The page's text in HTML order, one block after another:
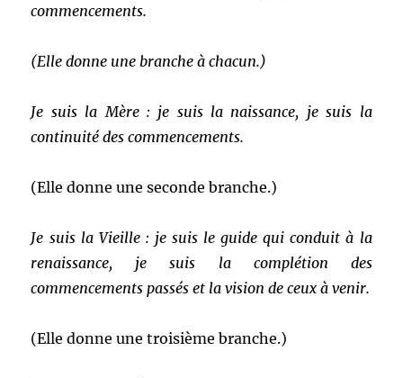
commencements.
(Elle donne une branche à chacun.)
Je suis la Mère : je suis la naissance, je suis la
continuité des commencements.
(Elle donne une seconde branche.)
Je suis la Vieille : je suis le guide qui conduit à la
renaissance, je suis la complétion des
commencements passés et la vision de ceux à venir.
(Elle donne une troisième branche.)